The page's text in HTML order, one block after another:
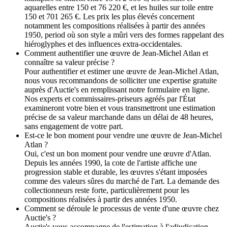
aquarelles entre 150 et 76 220 €, et les huiles sur toile entre
150 et 701 265 €. Les prix les plus élevés concernent
notamment les compositions réalisées à partir des années
1950, period où son style a mûri vers des formes rappelant des
hiéroglyphes et des influences extra-occidentales.
Comment authentifier une œuvre de Jean-Michel Atlan et
connaître sa valeur précise ?
Pour authentifier et estimer une œuvre de Jean-Michel Atlan,
nous vous recommandons de solliciter une expertise gratuite
auprès d'Auctie's en remplissant notre formulaire en ligne.
Nos experts et commissaires-priseurs agréés par l'État
examineront votre bien et vous transmettront une estimation
précise de sa valeur marchande dans un délai de 48 heures,
sans engagement de votre part.
Est-ce le bon moment pour vendre une œuvre de Jean-Michel
Atlan ?
Oui, c'est un bon moment pour vendre une œuvre d'Atlan.
Depuis les années 1990, la cote de l'artiste affiche une
progression stable et durable, les œuvres s'étant imposées
comme des valeurs sûres du marché de l'art. La demande des
collectionneurs reste forte, particulièrement pour les
compositions réalisées à partir des années 1950.
Comment se déroule le processus de vente d'une œuvre chez
Auctie's ?